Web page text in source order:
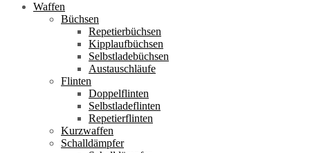
Waffen
Büchsen
Repetierbüchsen
Kipplaufbüchsen
Selbstladebüchsen
Austauschläufe
Flinten
Doppelflinten
Selbstladeflinten
Repetierflinten
Kurzwaffen
Schalldämpfer